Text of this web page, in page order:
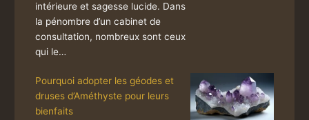
intérieure et sagesse lucide. Dans
la pénombre d’un cabinet de
consultation, nombreux sont ceux
qui le…
Pourquoi adopter les géodes et
druses d’Améthyste pour leurs
bienfaits